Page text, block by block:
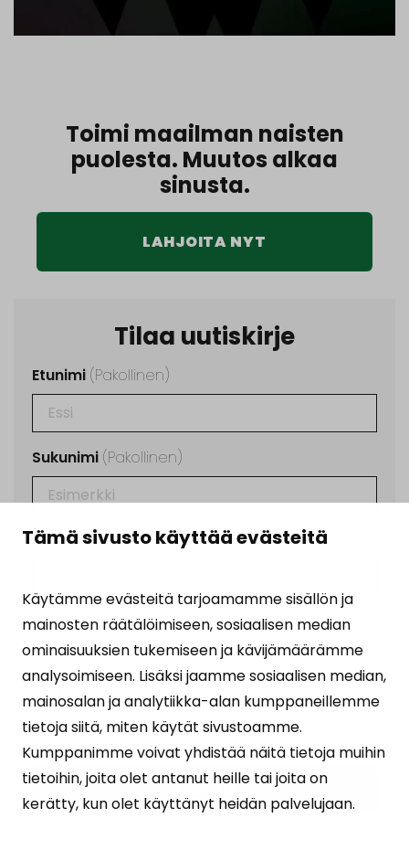
Tämä sivusto käyttää evästeitä
Käytämme evästeitä tarjoamamme sisällön ja
mainosten räätälöimiseen, sosiaalisen median
ominaisuuksien tukemiseen ja kävijämäärämme
analysoimiseen. Lisäksi jaamme sosiaalisen median,
mainosalan ja analytiikka-alan kumppaneillemme
tietoja siitä, miten käytät sivustoamme.
Kumppanimme voivat yhdistää näitä tietoja muihin
tietoihin, joita olet antanut heille tai joita on
kerätty, kun olet käyttänyt heidän palvelujaan.
Toimi maailman naisten
puolesta. Muutos alkaa
sinusta.
LAHJOITA NYT
Tilaa uutiskirje
Etunimi (Pakollinen)
Sukunimi (Pakollinen)
Sähköposti (Pakollinen)
Ehdot (Pakollinen)
Tilaamalla uutiskirjeen hyväksyt
henkilötietojesi käsittelyn
tietosuojalausekkeen
osoittamalla tavalla.
Suojattu Google reCAPTCHA:lla. Lue
jakäyttöehdot.